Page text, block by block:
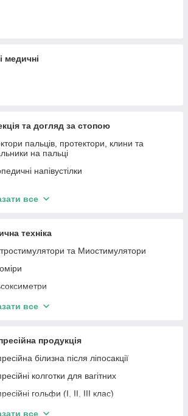
медичні
та догляд за стопою
пальців, протектори, клини та
на пальці
напівустілки
все
техніка
та Миостимулятори
небулайзери
монітори складу тіла
опромінювачі та рециркулятори
все
продукція
білизна після ліпосакції
колготки для вагітних
гольфи (І, II, ІІІ клас)
колготки (І, II, ІІІ клас)
все